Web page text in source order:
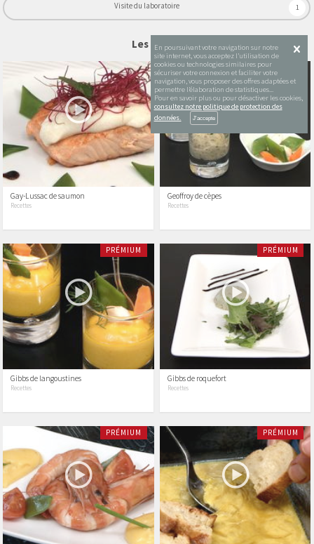
En poursuivant votre navigation sur notre
site internet, vous acceptez l’utilisation de
cookies ou technologies similaires pour
sécuriser votre connexion et faciliter votre
navigation, vous proposer des offres adaptées et
permettre l’élaboration de statistiques...
Pour en savoir plus ou pour désactiver les cookies,
consultez notre politique de protection des
données.
Visite du laboratoire 1
Les vidéos
Gay-Lussac de saumon
Recettes
PRÉMIUM
Geoffroy de cèpes
Recettes
PRÉMIUM
Gibbs de langoustines
Recettes
PRÉMIUM
Gibbs de roquefort
Recettes
PRÉMIUM PRÉMIUM